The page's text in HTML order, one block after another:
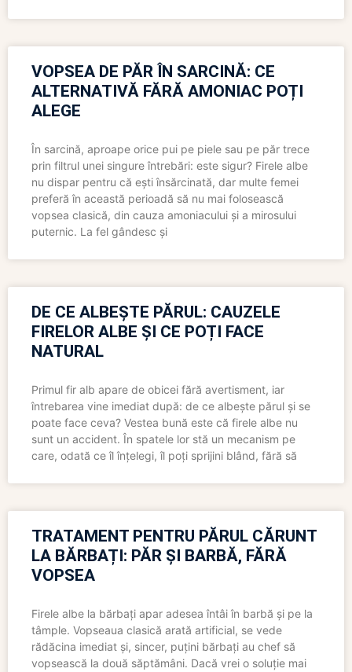
VOPSEA DE PĂR ÎN SARCINĂ: CE
ALTERNATIVĂ FĂRĂ AMONIAC POȚI
ALEGE
În sarcină, aproape orice pui pe piele sau pe păr trece
prin filtrul unei singure întrebări: este sigur? Firele albe
nu dispar pentru că ești însărcinată, dar multe femei
preferă în această perioadă să nu mai folosească
vopsea clasică, din cauza amoniacului și a mirosului
puternic. La fel gândesc și
DE CE ALBEȘTE PĂRUL: CAUZELE
FIRELOR ALBE ȘI CE POȚI FACE
NATURAL
Primul fir alb apare de obicei fără avertisment, iar
întrebarea vine imediat după: de ce albește părul și se
poate face ceva? Vestea bună este că firele albe nu
sunt un accident. În spatele lor stă un mecanism pe
care, odată ce îl înțelegi, îl poți sprijini blând, fără să
TRATAMENT PENTRU PĂRUL CĂRUNT
LA BĂRBAȚI: PĂR ȘI BARBĂ, FĂRĂ
VOPSEA
Firele albe la bărbați apar adesea întâi în barbă și pe la
tâmple. Vopseaua clasică arată artificial, se vede
rădăcina imediat și, sincer, puțini bărbați au chef să
vopsească la două săptămâni. Dacă vrei o soluție mai